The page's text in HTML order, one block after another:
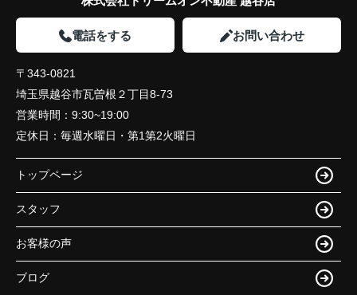
電話をする お問い合わせ
〒343-0821
埼玉県越谷市瓦曽根２丁目8-73
営業時間： 9:30~19:00
定休日： 毎週水曜日・第1第2火曜日
トップページ
スタッフ
お客様の声
ブログ